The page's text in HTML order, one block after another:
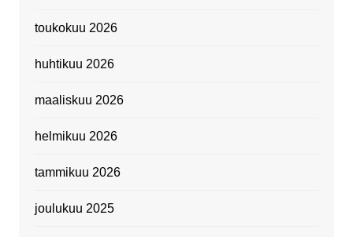
toukokuu 2026
huhtikuu 2026
maaliskuu 2026
helmikuu 2026
tammikuu 2026
joulukuu 2025